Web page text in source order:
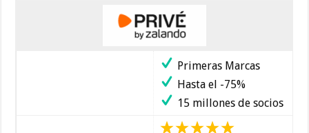
Primeras Marcas
Hasta el -75%
15 millones de socios